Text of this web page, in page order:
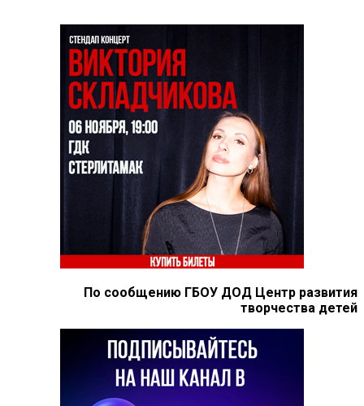
По сообщению ГБОУ ДОД Центр развития
творчества детей